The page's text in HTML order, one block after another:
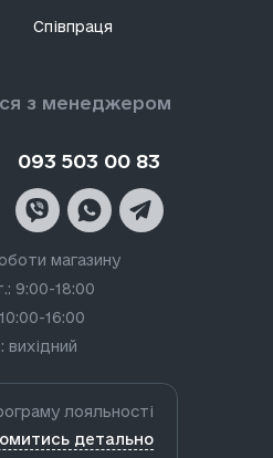
з менеджером
093 503 00 83
магазину
9:00-18:00
16:00
вихідний
Співпраця
лояльності
детально